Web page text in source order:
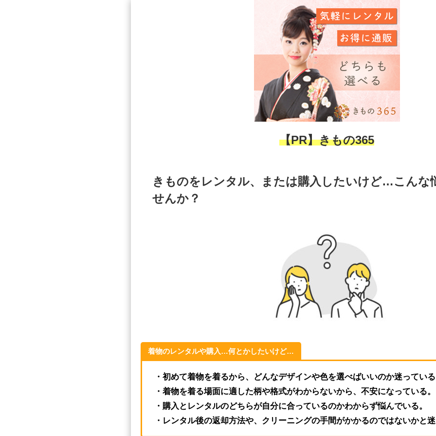
【PR】きもの365
きものをレンタル、または購入したいけど…こんな
せんか？
着物のレンタルや購入…何とかしたいけど…
・初めて着物を着るから、どんなデザインや色を選べばいいのか迷っている
・着物を着る場面に適した柄や格式がわからないから、不安になっている。
・購入とレンタルのどちらが自分に合っているのかわからず悩んでいる。
・レンタル後の返却方法や、クリーニングの手間がかかるのではないかと迷